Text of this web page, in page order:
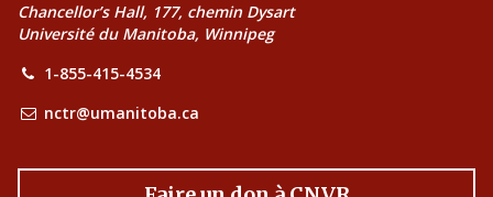
Chancellor’s Hall, 177, chemin Dysart
Université du Manitoba, Winnipeg
1-855-415-4534
nctr@umanitoba.ca